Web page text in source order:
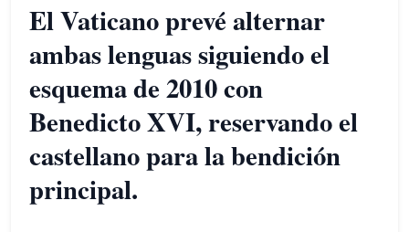
El Vaticano prevé alternar
ambas lenguas siguiendo el
esquema de 2010 con
Benedicto XVI, reservando el
castellano para la bendición
principal.